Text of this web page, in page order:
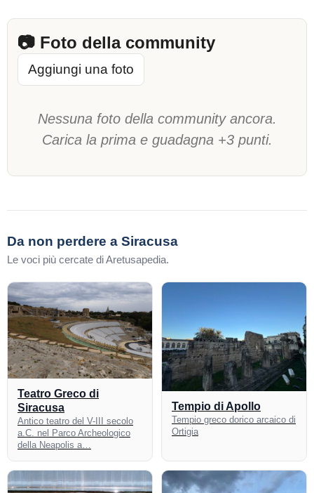
📷 Foto della community
Aggiungi una foto
Nessuna foto della community ancora.
Carica la prima e guadagna +3 punti.
Da non perdere a Siracusa
Le voci più cercate di Aretusapedia.
Teatro Greco di
Siracusa
Antico teatro del V-III secolo
a.C. nel Parco Archeologico
della Neapolis a…
Tempio di Apollo
Tempio greco dorico arcaico di
Ortigia